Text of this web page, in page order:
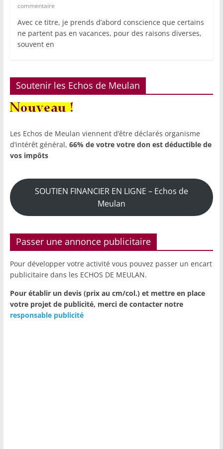
commentaire
Avec ce titre, je prends d’abord conscience que certains
ne partent pas en vacances, pour des raisons diverses,
souvent en
Soutenir les Echos de Meulan
Les Echos de Meulan viennent d’être déclarés organisme
d’intérêt général, 66% de votre votre don est déductible de
vos impôts
SOUTIEN FINANCIER EN LIGNE – Echos de
Meulan
Passer une annonce publicitaire
Pour développer votre activité vous pouvez passer un encart
publicitaire dans les ECHOS DE MEULAN.
Pour établir un devis (prix au cm/col.) et mettre en place
votre projet de publicité, merci de contacter notre
responsable publicité